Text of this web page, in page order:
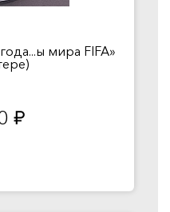
мира FIFA»
руб.